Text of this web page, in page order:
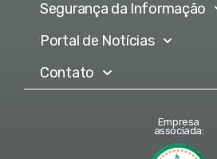
Segurança da Informação
Portal de Notícias
Contato
Empresa
associada: